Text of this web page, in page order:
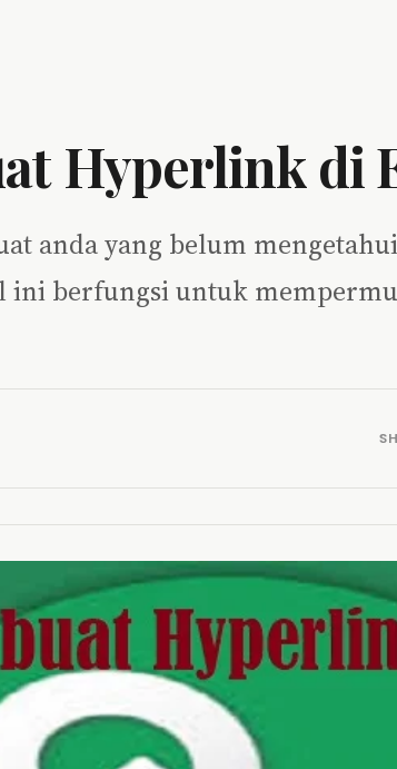
Hyperlink di
anda yang belum
ini berfungsi untuk